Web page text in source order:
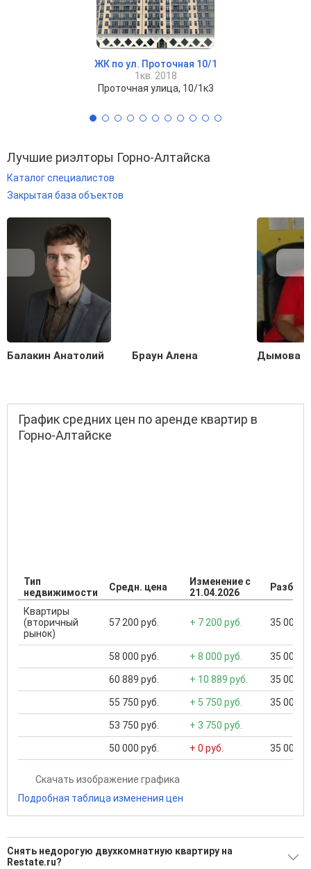
ЖК по ул. Проточная 10/1
1кв. 2018
Проточная улица, 10/1к3
Лучшие риэлторы Горно-Алтайска
Каталог специалистов
Закрытая база объектов
Балакин Анатолий Браун Алена Дымова
График средних цен по аренде квартир в
Горно-Алтайске
Тип
недвижимости
Средн. цена
Изменение с
21.04.2026
Квартиры
(вторичный
рынок)
57 200 руб. + 7 200 руб. 35 000
58 000 руб. + 8 000 руб. 35 000
60 889 руб. + 10 889 руб. 35 000
55 750 руб. + 5 750 руб. 35 000
53 750 руб. + 3 750 руб.
50 000 руб. + 0 руб. 35 000
Скачать изображение графика
Подробная таблица изменения цен
Снять недорогую двухкомнатную квартиру на
Restate.ru?